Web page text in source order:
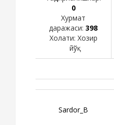
0
Хурмат
даражаси: 398
Холати: Хозир
йўқ
Sardor_B